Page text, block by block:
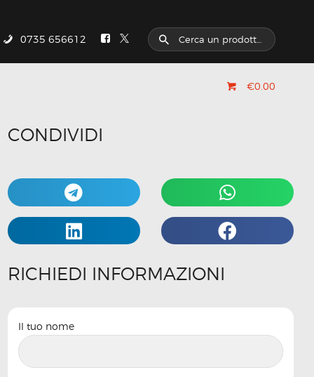
0735 656612
€0.00
CONDIVIDI
RICHIEDI INFORMAZIONI
Il tuo nome